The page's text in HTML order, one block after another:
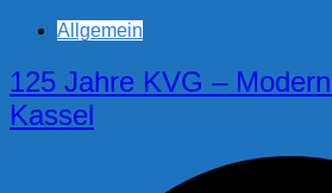
Allgemein
125 Jahre KVG –
Kassel